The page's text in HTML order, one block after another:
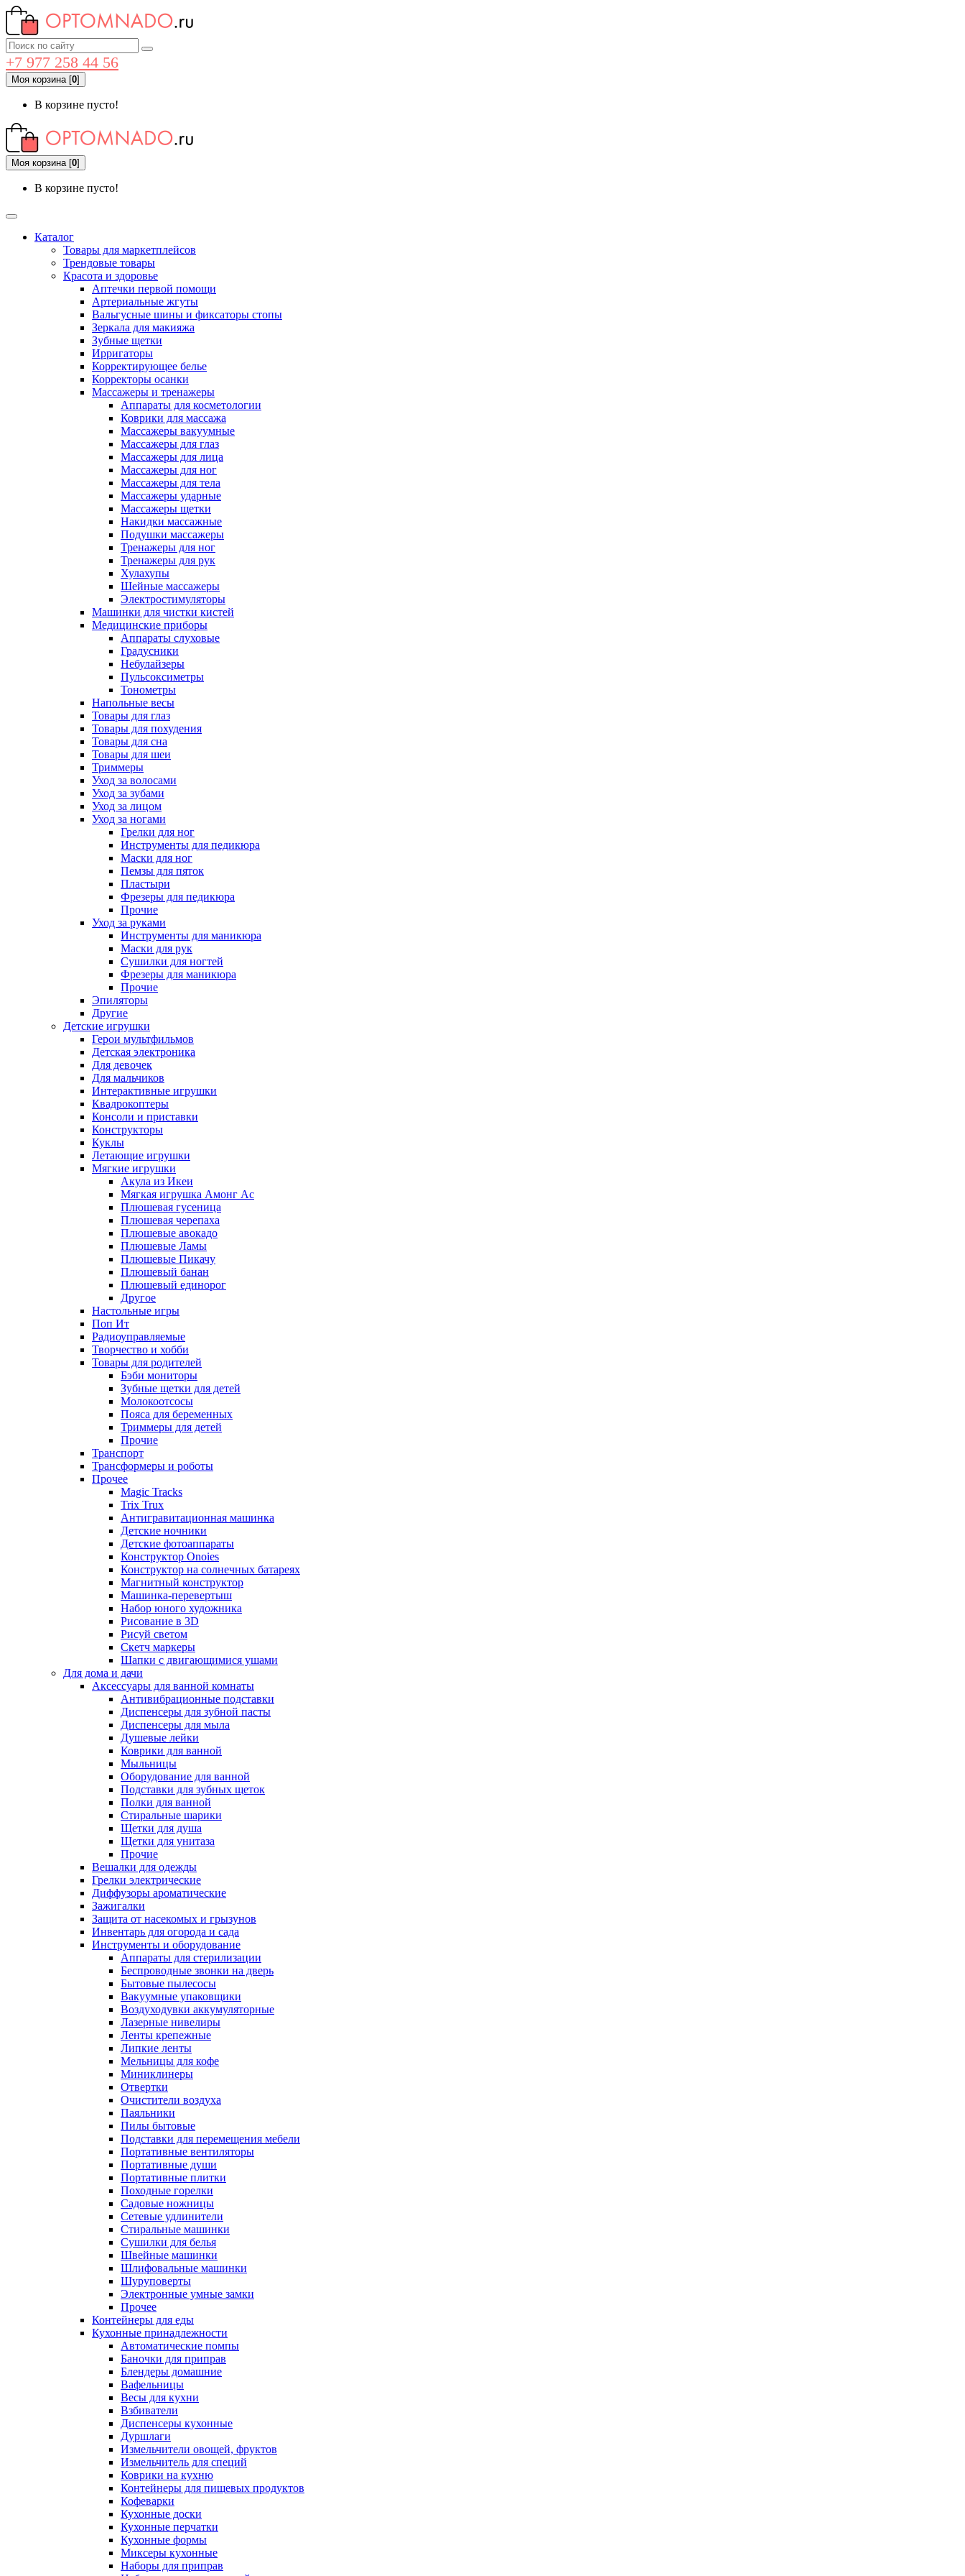
+7 977 258 44 56
Моя корзина[0]
В корзине пусто!
Моя корзина[0]
В корзине пусто!
Каталог
Товары для маркетплейсов
Трендовые товары
Красота и здоровье
Аптечки первой помощи
Артериальные жгуты
Вальгусные шины и фиксаторы стопы
Зеркала для макияжа
Зубные щетки
Ирригаторы
Корректирующее белье
Корректоры осанки
Массажеры и тренажеры
Аппараты для косметологии
Коврики для массажа
Массажеры вакуумные
Массажеры для глаз
Массажеры для лица
Массажеры для ног
Массажеры для тела
Массажеры ударные
Массажеры щетки
Накидки массажные
Подушки массажеры
Тренажеры для ног
Тренажеры для рук
Хулахупы
Шейные массажеры
Электростимуляторы
Машинки для чистки кистей
Медицинские приборы
Аппараты слуховые
Градусники
Небулайзеры
Пульсоксиметры
Тонометры
Напольные весы
Товары для глаз
Товары для похудения
Товары для сна
Товары для шеи
Триммеры
Уход за волосами
Уход за зубами
Уход за лицом
Уход за ногами
Грелки для ног
Инструменты для педикюра
Маски для ног
Пемзы для пяток
Пластыри
Фрезеры для педикюра
Прочие
Уход за руками
Инструменты для маникюра
Маски для рук
Сушилки для ногтей
Фрезеры для маникюра
Прочие
Эпиляторы
Другие
Детские игрушки
Герои мультфильмов
Детская электроника
Для девочек
Для мальчиков
Интерактивные игрушки
Квадрокоптеры
Консоли и приставки
Конструкторы
Куклы
Летающие игрушки
Мягкие игрушки
Акула из Икеи
Мягкая игрушка Амонг Ас
Плюшевая гусеница
Плюшевая черепаха
Плюшевые авокадо
Плюшевые Ламы
Плюшевые Пикачу
Плюшевый банан
Плюшевый единорог
Другое
Настольные игры
Поп Ит
Радиоуправляемые
Творчество и хобби
Товары для родителей
Бэби мониторы
Зубные щетки для детей
Молокоотсосы
Пояса для беременных
Триммеры для детей
Прочие
Транспорт
Трансформеры и роботы
Прочее
Magic Tracks
Trix Trux
Антигравитационная машинка
Детские ночники
Детские фотоаппараты
Конструктор Onoies
Конструктор на солнечных батареях
Магнитный конструктор
Машинка-перевертыш
Набор юного художника
Рисование в 3D
Рисуй светом
Скетч маркеры
Шапки с двигающимися ушами
Для дома и дачи
Аксессуары для ванной комнаты
Антивибрационные подставки
Диспенсеры для зубной пасты
Диспенсеры для мыла
Душевые лейки
Коврики для ванной
Мыльницы
Оборудование для ванной
Подставки для зубных щеток
Полки для ванной
Стиральные шарики
Щетки для душа
Щетки для унитаза
Прочие
Вешалки для одежды
Грелки электрические
Диффузоры ароматические
Зажигалки
Защита от насекомых и грызунов
Инвентарь для огорода и сада
Инструменты и оборудование
Аппараты для стерилизации
Беспроводные звонки на дверь
Бытовые пылесосы
Вакуумные упаковщики
Воздуходувки аккумуляторные
Лазерные нивелиры
Ленты крепежные
Липкие ленты
Мельницы для кофе
Миниклинеры
Отвертки
Очистители воздуха
Паяльники
Пилы бытовые
Подставки для перемещения мебели
Портативные вентиляторы
Портативные души
Портативные плитки
Походные горелки
Садовые ножницы
Сетевые удлинители
Стиральные машинки
Сушилки для белья
Швейные машинки
Шлифовальные машинки
Шуруповерты
Электронные умные замки
Прочее
Контейнеры для еды
Кухонные принадлежности
Автоматические помпы
Баночки для приправ
Блендеры домашние
Вафельницы
Весы для кухни
Взбиватели
Диспенсеры кухонные
Дуршлаги
Измельчители овощей, фруктов
Измельчитель для специй
Коврики на кухню
Контейнеры для пищевых продуктов
Кофеварки
Кухонные доски
Кухонные перчатки
Кухонные формы
Миксеры кухонные
Наборы для приправ